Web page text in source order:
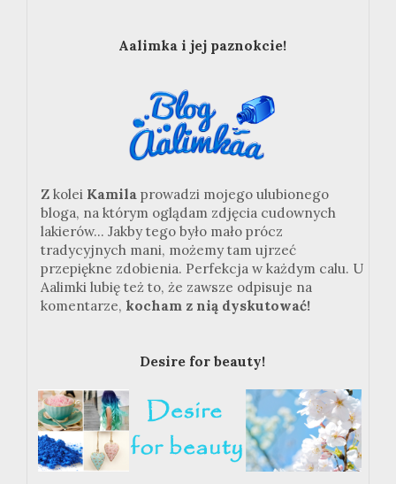
Aalimka i jej paznokcie!
Z kolei Kamila prowadzi mojego ulubionego
bloga, na którym oglądam zdjęcia cudownych
lakierów... Jakby tego było mało prócz
tradycyjnych mani, możemy tam ujrzeć
przepiękne zdobienia. Perfekcja w każdym calu. U
Aalimki lubię też to, że zawsze odpisuje na
komentarze, kocham z nią dyskutować!
Desire for beauty!